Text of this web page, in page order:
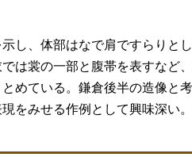
し、体部はなで肩ですらりと
は裳の一部と腹帯を表すなど
めている。鎌倉後半の造像と
をみせる作例として興味深い。